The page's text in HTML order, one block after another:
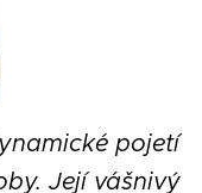
pojetí
Její vášnivý